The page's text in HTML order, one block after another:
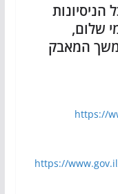
שלום,
המאבק
https://
https://